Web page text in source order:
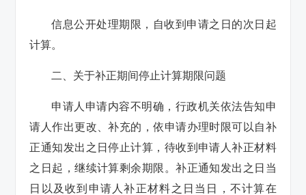
信息公开处理期限，自收到申请之日的次日起
计算。
二、关于补正期间停止计算期限问题
申请人申请内容不明确，行政机关依法告知申
请人作出更改、补充的，依申请办理时限可以自补
正通知发出之日停止计算，待收到申请人补正材料
之日起，继续计算剩余期限。补正通知发出之日当
日以及收到申请人补正材料之日当日，不计算在